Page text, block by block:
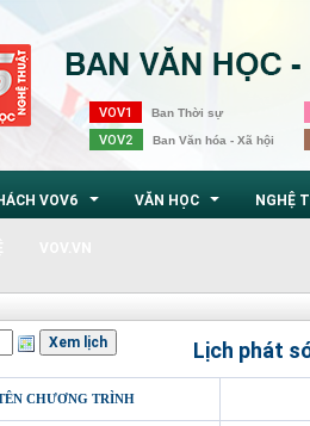
VOV1 Ban Thời sự
VOV2 Ban Văn hóa - Xã hội
VOV6 VĂN HỌC NGHỆ
Lịch phát
CHƯƠNG TRÌNH